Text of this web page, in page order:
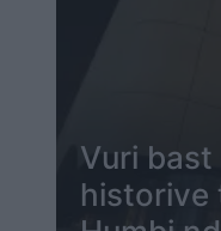
Vuri
historive